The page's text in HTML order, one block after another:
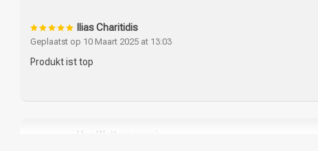
Ilias Charitidis
Geplaatst op 10 Maart 2025 at 13:03
Produkt ist top
Van Wettere marnix